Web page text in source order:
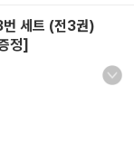
번 세트 (전3권)
정]